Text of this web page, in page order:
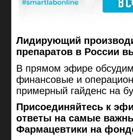
Лидирующий
препаратов в России
В прямом эфире
финансовые и
примерный гайденс на
Присоединяйтесь к
ответы на самые
Фармацевтики на